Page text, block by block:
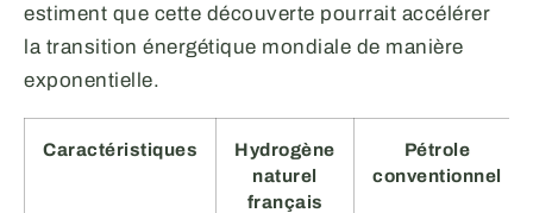
estiment que cette découverte pourrait accélérer
la transition énergétique mondiale de manière
exponentielle.
Caractéristiques
Hydrogène
naturel
français
Pétrole
conventionnel